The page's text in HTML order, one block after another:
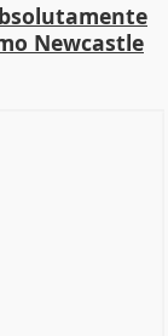
Newcastle